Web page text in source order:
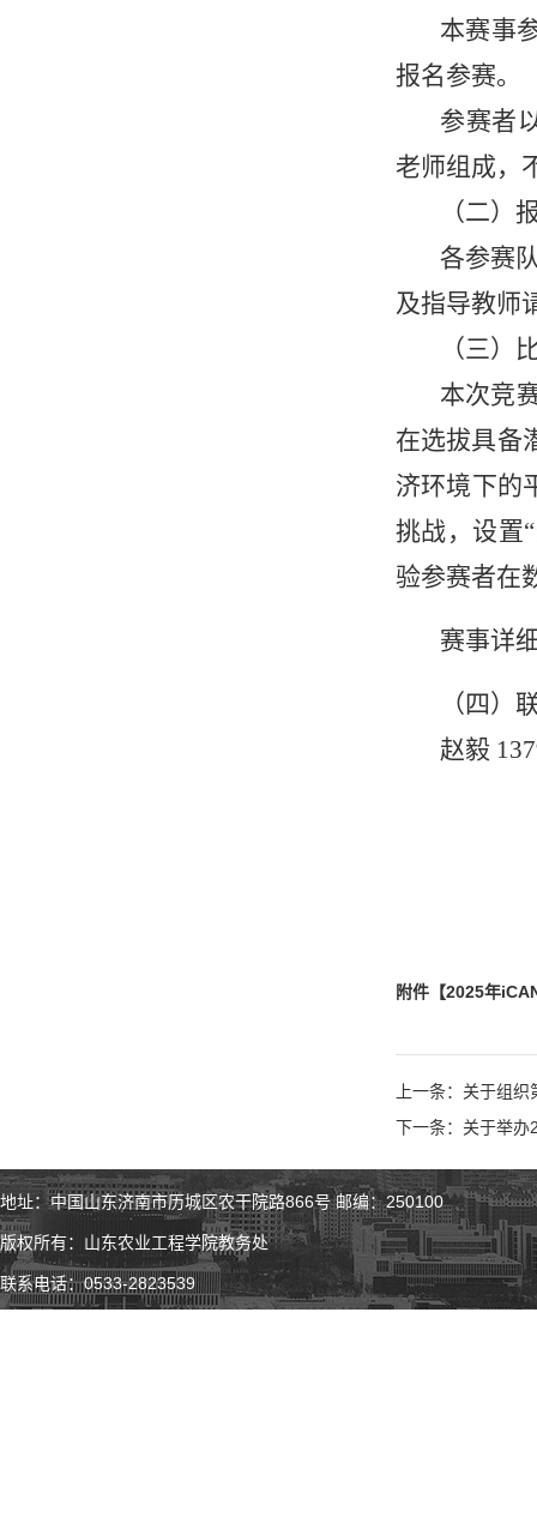
本赛事
报名参赛。
参赛者
老师组成，
（二）
各参赛
及指导教师
（三）
本次竞
在选拔具备
济环境下的
挑战，设置
验参赛者在
赛事详
（四）
赵毅
附件【2025年
上一条：关于组
下一条：关于举办
地址：中国山东济南市历城区农干院路866号 邮编：250100
版权所有：山东农业工程学院教务处
联系电话：0533-2823539